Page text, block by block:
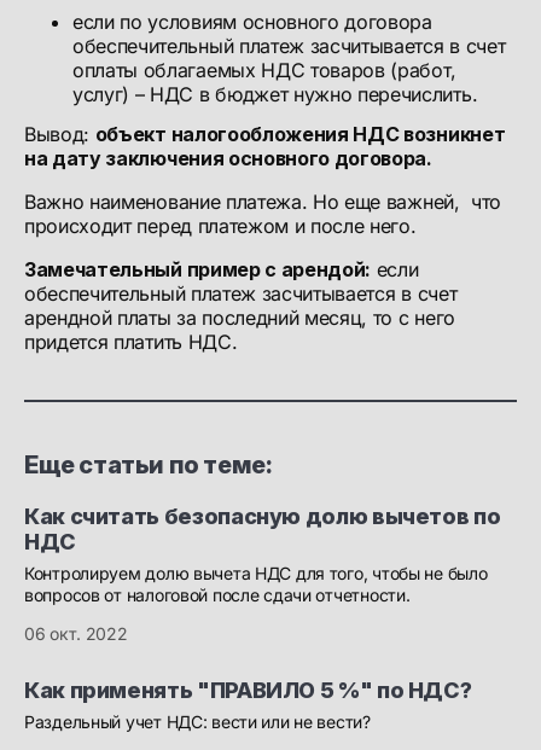
если по условиям основного договора
обеспечительный платеж засчитывается в счет
оплаты облагаемых НДС товаров (работ,
услуг) – НДС в бюджет нужно перечислить.
Вывод: объект налогообложения НДС возникнет
на дату заключения основного договора.
Важно наименование платежа. Но еще важней, что
происходит перед платежом и после него.
Замечательный пример с арендой: если
обеспечительный платеж засчитывается в счет
арендной платы за последний месяц, то с него
придется платить НДС.
Еще статьи по теме:
Как считать безопасную долю вычетов по
НДС
Контролируем долю вычета НДС для того, чтобы не было
вопросов от налоговой после сдачи отчетности.
06 окт. 2022
Как применять "ПРАВИЛО 5 %" по НДС?
Раздельный учет НДС: вести или не вести?